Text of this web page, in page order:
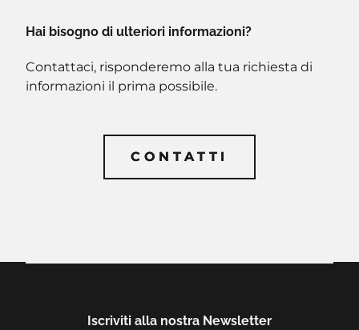
Hai bisogno di ulteriori informazioni?
Contattaci, risponderemo alla tua richiesta di
informazioni il prima possibile.
CONTATTI
CONTATTI
Iscriviti alla nostra Newsletter